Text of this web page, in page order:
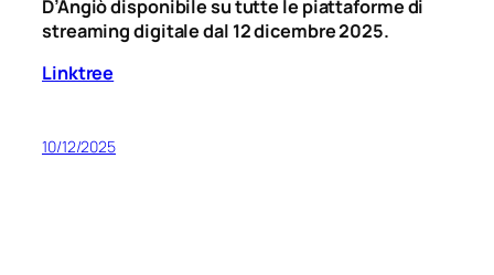
D’Angiò disponibile su tutte le piattaforme di
streaming digitale dal 12 dicembre 2025.
Linktree
10/12/2025